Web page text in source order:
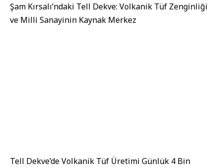
Şam Kırsalı’ndaki Tell Dekve: Volkanik Tüf Zenginliği
ve Milli Sanayinin Kaynak Merkez
Tell Dekve’de Volkanik Tüf Üretimi Günlük 4 Bin